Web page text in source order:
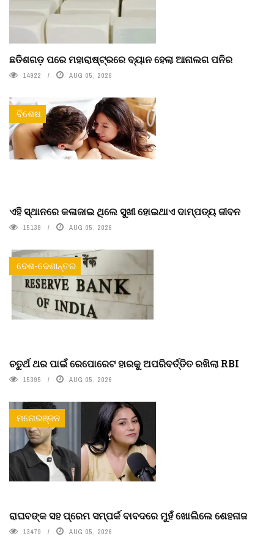
ଛତିଶଗଡ଼ ପରେ ମହାରାଷ୍ଟ୍ରରେ ବ୍ୟାନ ହେଲା ଆନାଲଗ ପନିର
14922 AUG 05, 2026
ବିଶେଷ
ଏହି ସ୍ଥାନରେ କଳାଜାଇ ଥିଲେ ସୁଖୀ ହୋଇଥାଏ ଦାମ୍ପତ୍ୟ ଜୀବନ
15138 AUG 05, 2026
ଦେଶ-ଦେଶାନ୍ତର
ଚତୁର୍ଥ ଥର ପାଇଁ ରେପୋରେଟ ହାରକୁ ଅପରିବର୍ତ୍ତିତ ରଖିଲା RBI
15395 AUG 05, 2026
ମନୋରଞ୍ଜନ
ରାଘବଙ୍କ ସହ ପ୍ରେମ ସମ୍ପର୍କ ବାବଦରେ ମୁହଁ ଖୋଲିଲେ ଶେହନାଜ
13479 AUG 05, 2026